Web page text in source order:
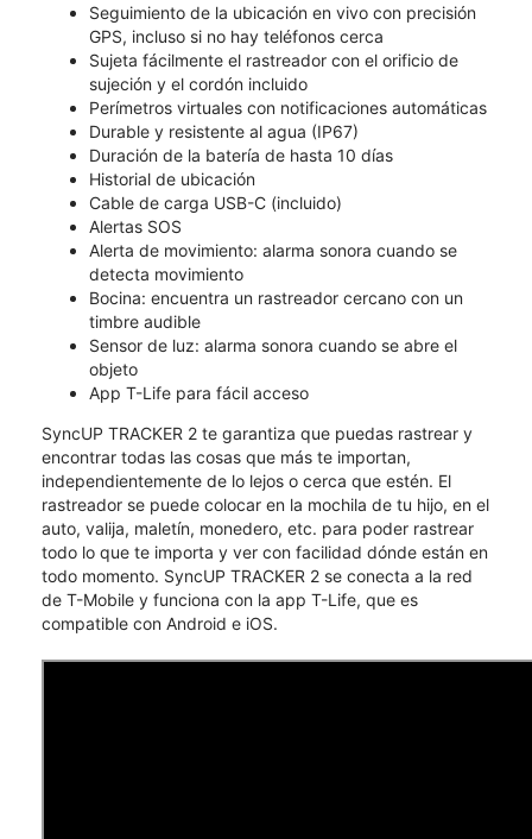
Seguimiento de la ubicación en vivo con precisión
GPS, incluso si no hay teléfonos cerca
Sujeta fácilmente el rastreador con el orificio de
sujeción y el cordón incluido
Perímetros virtuales con notificaciones automáticas
Durable y resistente al agua (IP67)
Duración de la batería de hasta 10 días
Historial de ubicación
Cable de carga USB-C (incluido)
Alertas SOS
Alerta de movimiento: alarma sonora cuando se
detecta movimiento
Bocina: encuentra un rastreador cercano con un
timbre audible
Sensor de luz: alarma sonora cuando se abre el
objeto
App T-Life para fácil acceso
SyncUP TRACKER 2 te garantiza que puedas rastrear y
encontrar todas las cosas que más te importan,
independientemente de lo lejos o cerca que estén. El
rastreador se puede colocar en la mochila de tu hijo, en el
auto, valija, maletín, monedero, etc. para poder rastrear
todo lo que te importa y ver con facilidad dónde están en
todo momento. SyncUP TRACKER 2 se conecta a la red
de T-Mobile y funciona con la app T-Life, que es
compatible con Android e iOS.